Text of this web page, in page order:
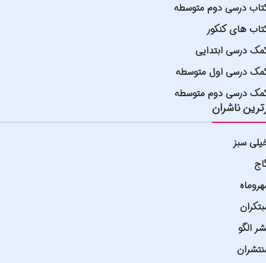
درسی دوم متوسطه
های کنکور
درسی ابتدایی
درسی اول متوسطه
درسی دوم متوسطه
ناشران
سبز
الگو